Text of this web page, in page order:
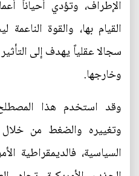
الإطراف، وتؤدي أحياناً
القيام بها، والقوة
سجالا عقلياً يهدف إلى
وخارجها.
وقد استخدم هذا المصطلح
وتغييره والضغط من
السياسية، فالديمقراطية